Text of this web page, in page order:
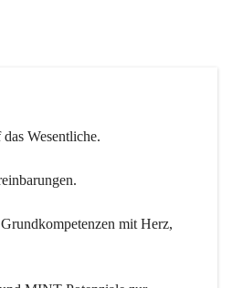
Wesentliche.
mit Herz,